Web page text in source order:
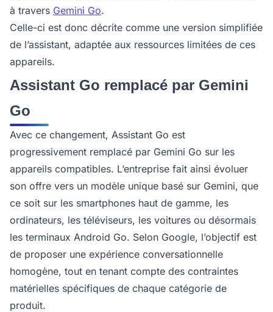
à travers Gemini Go.
Celle-ci est donc décrite comme une version simplifiée
de l’assistant, adaptée aux ressources limitées de ces
appareils.
Assistant Go remplacé par Gemini
Go
Avec ce changement, Assistant Go est
progressivement remplacé par Gemini Go sur les
appareils compatibles. L’entreprise fait ainsi évoluer
son offre vers un modèle unique basé sur Gemini, que
ce soit sur les smartphones haut de gamme, les
ordinateurs, les téléviseurs, les voitures ou désormais
les terminaux Android Go. Selon Google, l’objectif est
de proposer une expérience conversationnelle
homogène, tout en tenant compte des contraintes
matérielles spécifiques de chaque catégorie de
produit.